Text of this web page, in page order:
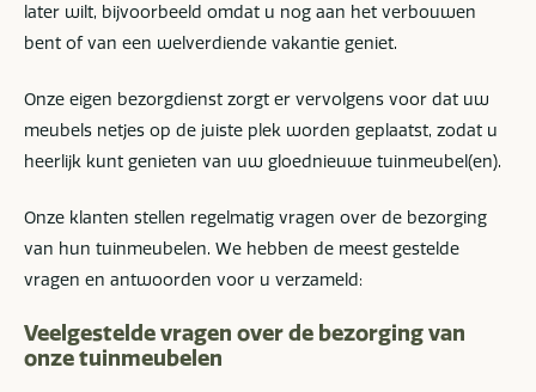
later wilt, bijvoorbeeld omdat u nog aan het verbouwen
bent of van een welverdiende vakantie geniet.
Onze eigen bezorgdienst zorgt er vervolgens voor dat uw
meubels netjes op de juiste plek worden geplaatst, zodat u
heerlijk kunt genieten van uw gloednieuwe tuinmeubel(en).
Onze klanten stellen regelmatig vragen over de bezorging
van hun tuinmeubelen. We hebben de meest gestelde
vragen en antwoorden voor u verzameld:
Veelgestelde vragen over de bezorging van
onze tuinmeubelen